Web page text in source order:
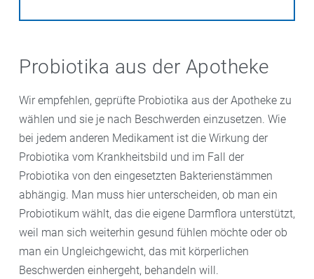
kämpfen mit den nicht so guten Darmbakterien.“Das
Nahrungsmitteln sollte immer langsam und in kleinen
Der Prozess der Fermentation (abgeleitet vom
Lateinischen „fermentum” – Gärung) ist nichts Neues.
Schon vor 3,4 Millionen Jahren soll „fermentierter
Mageninhalt von erlegten Tieren“ auf dem Speiseplan
der Steinzeitmenschen gestanden sein.
Meist diente der Prozess der Fermentation dazu, die
sommerliche Ernte für den Winter haltbar zu machen.
Auch heute lohnt es sich, Kefir, Joghurt und
Sauerkraut selbst herzustellen. Denn „das klassische
Probiotika aus der Apotheke
Wir empfehlen, geprüfte Probiotika aus der Apotheke zu
wählen und sie je nach Beschwerden einzusetzen. Wie
bei jedem anderen Medikament ist die Wirkung der
Probiotika vom Krankheitsbild und im Fall der
Probiotika von den eingesetzten Bakterienstämmen
abhängig. Man muss hier unterscheiden, ob man ein
Probiotikum wählt, das die eigene Darmflora unterstützt,
weil man sich weiterhin gesund fühlen möchte oder ob
man ein Ungleichgewicht, das mit körperlichen
Beschwerden einhergeht, behandeln will.